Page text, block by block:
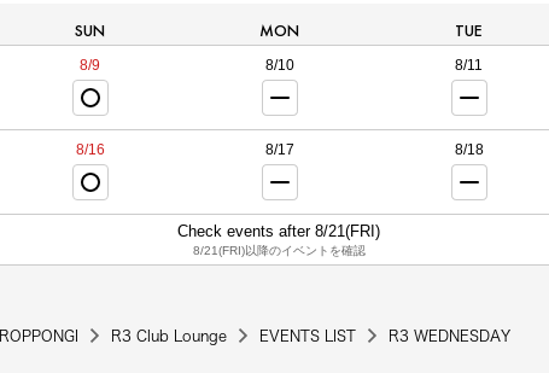
SUN MON TUE
8/9 8/10 8/11
8/16 8/17 8/18
Check events after 8/21(FRI)
8/21(FRI)以降のイベントを確認
ROPPONGI R3 Club Lounge EVENTS LIST R3 WEDNESDAY